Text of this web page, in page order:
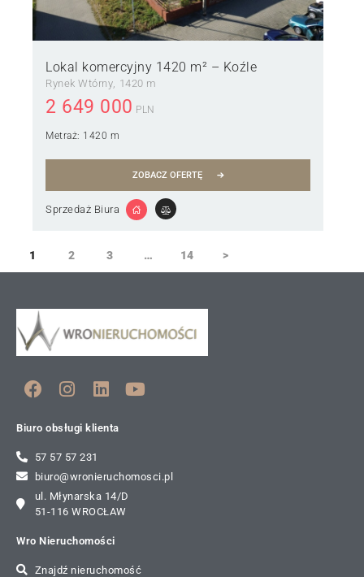
Lokal komercyjny 1420 m² – Koźle
Rynek Wtórny 1420 m
2 649 000 PLN
Metraż: 1420 m
ZOBACZ OFERTĘ
Sprzedaż Biura
1 2 3 … 14 >
Biuro obsługi klienta
57 57 57 231
biuro@wronieruchomosci.pl
ul. Młynarska 14/D
51-116 WROCŁAW
Wro Nieruchomości
Znajdź nieruchomość